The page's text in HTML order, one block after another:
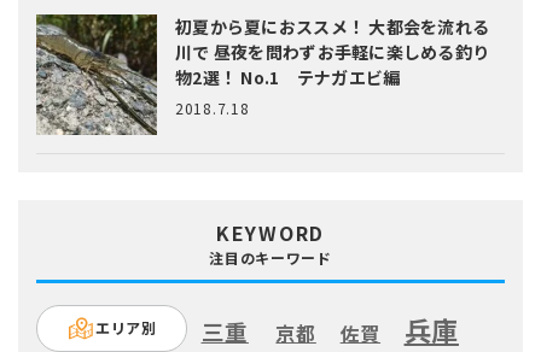
初夏から夏におススメ！ 大都会を流れる
川で 昼夜を問わずお手軽に楽しめる釣り
物2選！ No.1 テナガエビ編
2018.7.18
KEYWORD
注目のキーワード
エリア別 三重 京都 佐賀 兵庫